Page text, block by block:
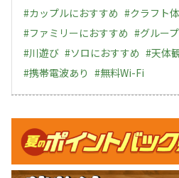
予約時人数に含めず、大人の
さい。
◆駐車代
サイト内駐車 無料(サイト外1台
◆サイト料
レギュラーシーズン 3000円
ハイシーズン 4000円
#カップルにおすすめ #クラフト
#ファミリーにおすすめ #グルー
#川遊び #ソロにおすすめ #天体
#携帯電波あり #無料Wi-Fi
キャンペーン